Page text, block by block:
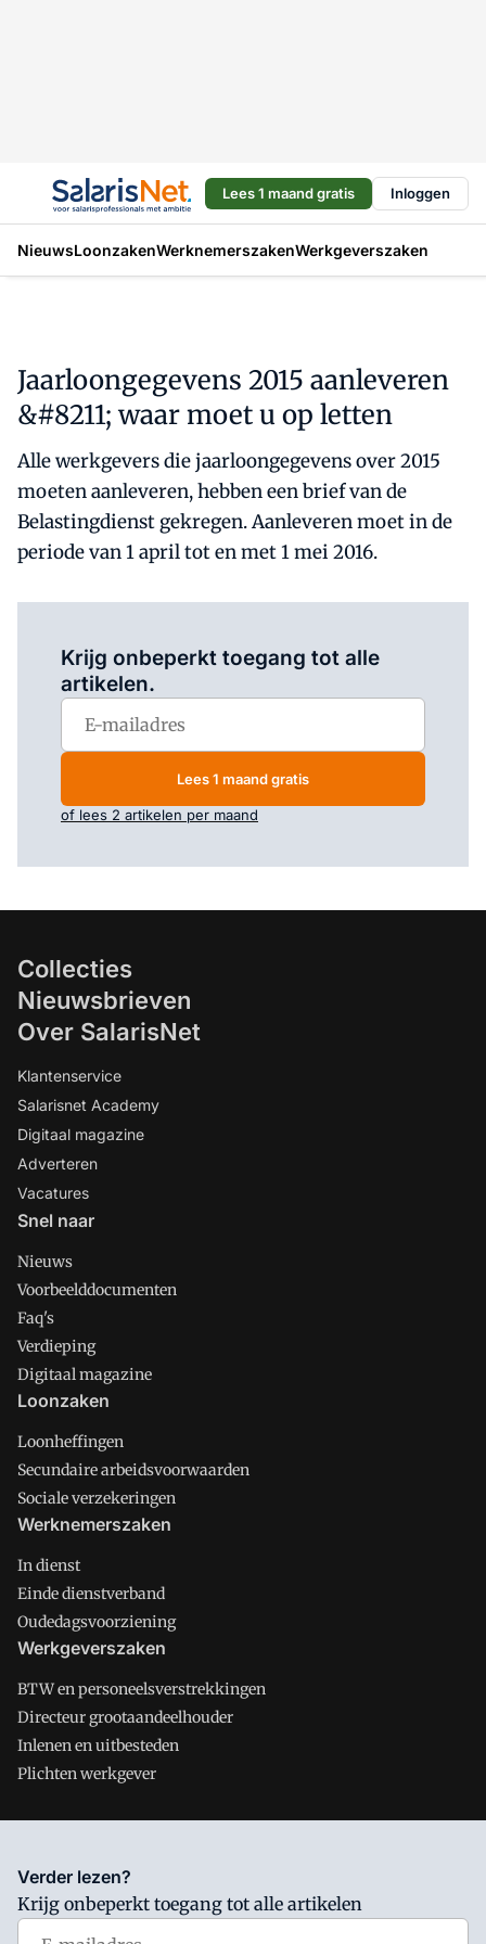
Lees 1 maand gratis Inloggen
NieuwsLoonzakenWerknemerszakenWerkgeverszaken
Jaarloongegevens 2015 aanleveren
&#8211; waar moet u op letten
Alle werkgevers die jaarloongegevens over 2015
moeten aanleveren, hebben een brief van de
Belastingdienst gekregen. Aanleveren moet in de
periode van 1 april tot en met 1 mei 2016.
Krijg onbeperkt toegang tot alle
artikelen.
Lees 1 maand gratis
of lees 2 artikelen per maand
Collecties
Nieuwsbrieven
Over SalarisNet
Klantenservice
Salarisnet Academy
Digitaal magazine
Adverteren
Vacatures
Snel naar
Nieuws
Voorbeelddocumenten
Faq's
Verdieping
Digitaal magazine
Loonzaken
Loonheffingen
Secundaire arbeidsvoorwaarden
Sociale verzekeringen
Werknemerszaken
In dienst
Einde dienstverband
Oudedagsvoorziening
Werkgeverszaken
BTW en personeelsverstrekkingen
Directeur grootaandeelhouder
Inlenen en uitbesteden
Plichten werkgever
Salarisnet is onderdeel van VMN media. Lees in
waar VMN media voor staat. Op gebruik van deze site zijn de
volgende regelingen van toepassing:Algemene Voorwaarden
Verder lezen?
Krijg onbeperkt toegang tot alle artikelen